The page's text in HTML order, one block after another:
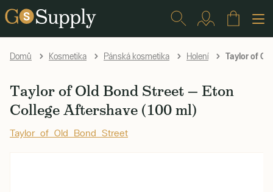
Domů Kosmetika Pánská kosmetika Holení Taylor of
Taylor of Old Bond Street — Eton
College Aftershave (100 ml)
Taylor of Old Bond Street